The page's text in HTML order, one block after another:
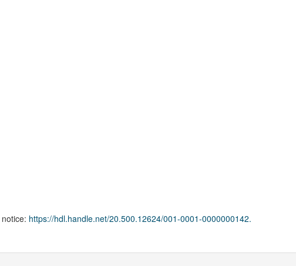
https://hdl.handle.net/20.500.12624/001-0001-0000000142.